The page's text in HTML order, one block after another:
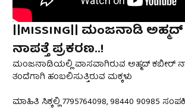
||MISSING|| ಮoಜನಾಡಿ
ನಾಪತ್ತೆ ಪ್ರಕರಣ..!
ಮಂಜನಾಡಿಯಲ್ಲಿ ವಾಸವಾಗಿರುವ ಅಹ್ಮದ್ ಕಬೀರ್
ತಂದೆಗಾಗಿ ಹಂಬಲಿಸುತ್ತಿರುವ ಮಕ್ಕಳು
ಮಾಹಿತಿ ಸಿಕ್ಕಲ್ಲಿ 7795764098, 98440 90985